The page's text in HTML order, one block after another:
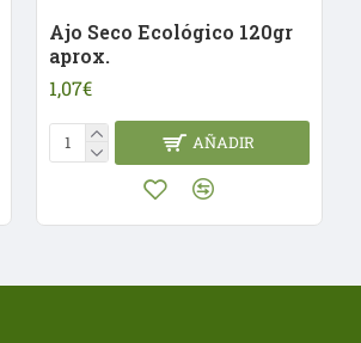
Ajo Seco Ecológico 120gr
aprox.
1,07€
AÑADIR